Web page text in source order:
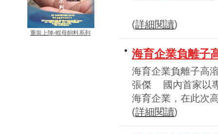
(詳細閱讀)
海育企業負離子
海育企業負離子高
張傑 國內首家以
海育企業，在此次
(詳細閱讀)
重裝上陣-蝦母飼料系列